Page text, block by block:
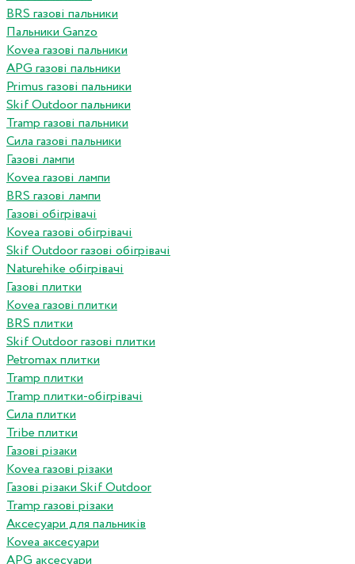
BRS газові пальники
Пальники Ganzo
Kovea газові пальники
APG газові пальники
Primus газові пальники
Skif Outdoor пальники
Tramp газові пальники
Сила газові пальники
Газові лампи
Kovea газові лампи
BRS газові лампи
Газові обігрівачі
Kovea газові обігрівачі
Skif Outdoor газові обігрівачі
Naturehike обігрівачі
Газові плитки
Kovea газові плитки
BRS плитки
Skif Outdoor газові плитки
Petromax плитки
Tramp плитки
Tramp плитки-обігрівачі
Сила плитки
Tribe плитки
Газові різаки
Kovea газові різаки
Газові різаки Skif Outdoor
Tramp газові різаки
Аксесуари для пальників
Kovea аксесуари